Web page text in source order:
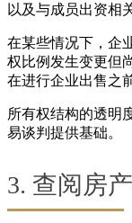
以及与成员出资相
在某些情况下，企
权比例发生变更但
在进行企业出售之
所有权结构的透明
易谈判提供基础。
3. 查阅房